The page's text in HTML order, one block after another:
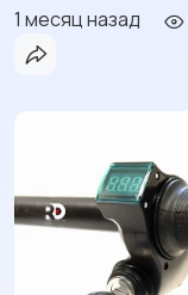
1 месяц назад